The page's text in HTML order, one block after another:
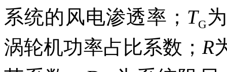
系统的风电渗透率； TG
涡轮机功率占比系数；R